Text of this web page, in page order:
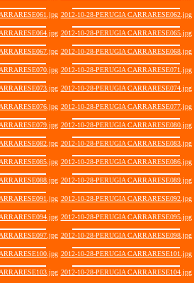
2012-10-28-PERUGIA CARRARESE062.jpg
2012-10-28-PERUGIA CARRARESE065.jpg
2012-10-28-PERUGIA CARRARESE068.jpg
2012-10-28-PERUGIA CARRARESE071.jpg
2012-10-28-PERUGIA CARRARESE074.jpg
2012-10-28-PERUGIA CARRARESE077.jpg
2012-10-28-PERUGIA CARRARESE080.jpg
2012-10-28-PERUGIA CARRARESE083.jpg
2012-10-28-PERUGIA CARRARESE086.jpg
2012-10-28-PERUGIA CARRARESE089.jpg
2012-10-28-PERUGIA CARRARESE092.jpg
2012-10-28-PERUGIA CARRARESE095.jpg
2012-10-28-PERUGIA CARRARESE098.jpg
2012-10-28-PERUGIA CARRARESE101.jpg
2012-10-28-PERUGIA CARRARESE104.jpg